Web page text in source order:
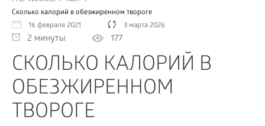
Сколько калорий в обезжиренном твороге
16 февраля 2021
3 марта 2026
2 минуты 177
СКОЛЬКО КАЛОРИЙ В
ОБЕЗЖИРЕННОМ
ТВОРОГЕ
ЗДОРОВЬЕ
КРАСОТА
ПСИХОЛОГИЯ
ДЕТИ
ДОМ